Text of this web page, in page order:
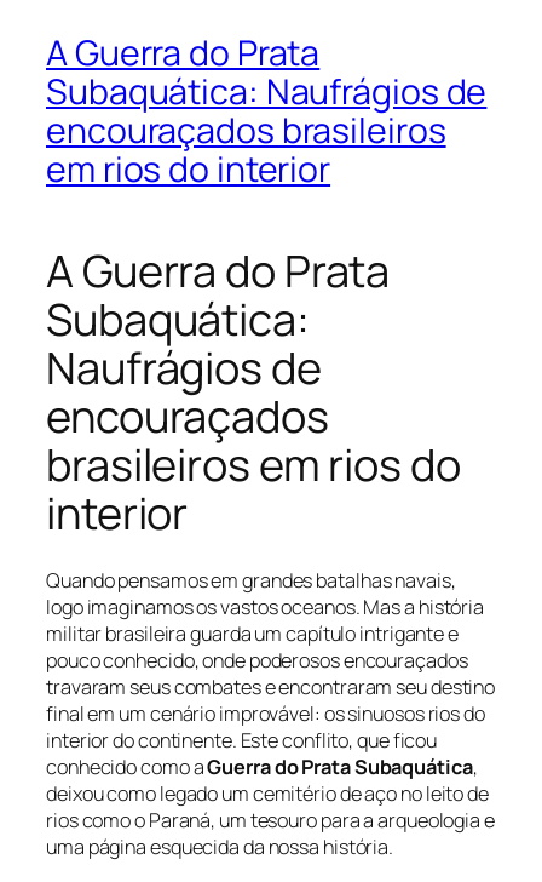
A Guerra do Prata
Subaquática: Naufrágios de
encouraçados brasileiros
em rios do interior
A Guerra do Prata
Subaquática:
Naufrágios de
encouraçados
brasileiros em rios do
interior
Quando pensamos em grandes batalhas navais,
logo imaginamos os vastos oceanos. Mas a história
militar brasileira guarda um capítulo intrigante e
pouco conhecido, onde poderosos encouraçados
travaram seus combates e encontraram seu destino
final em um cenário improvável: os sinuosos rios do
interior do continente. Este conflito, que ficou
conhecido como aGuerra do Prata Subaquática,
deixou como legado um cemitério de aço no leito de
rios como o Paraná, um tesouro para a arqueologia e
uma página esquecida da nossa história.